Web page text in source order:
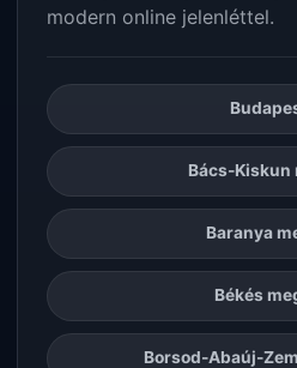
modern online jelenléttel.
Bács-Kiskun
Baranya
Békés
Borsod-Abaúj-